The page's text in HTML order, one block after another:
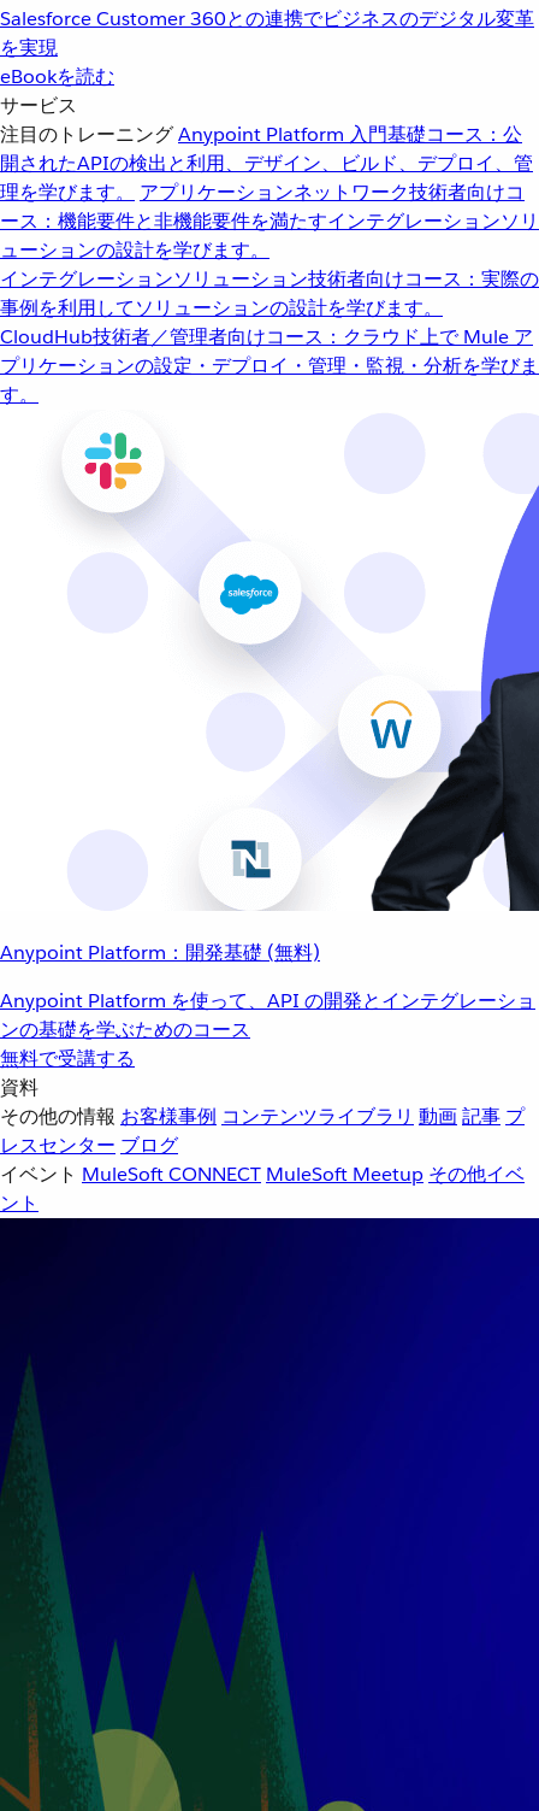
Salesforce Customer 360との連携でビジネスのデジタル変革
を実現
eBookを読む
サービス
注目のトレーニングAnypoint Platform 入門基礎コース：公
開されたAPIの検出と利用、デザイン、ビルド、デプロイ、管
理を学びます。
アプリケーションネットワーク技術者向けコ
ース：機能要件と非機能要件を満たすインテグレーションソリ
ューションの設計を学びます。
インテグレーションソリューション技術者向けコース：実際の
事例を利用してソリューションの設計を学びます。
CloudHub技術者／管理者向けコース：クラウド上で Mule ア
プリケーションの設定・デプロイ・管理・監視・分析を学びま
す。
Anypoint Platform：開発基礎 (無料)
Anypoint Platform を使って、API の開発とインテグレーショ
ンの基礎を学ぶためのコース
無料で受講する
資料
その他の情報 お客様事例 コンテンツライブラリ 動画記事 プ
レスセンター ブログ
イベント MuleSoft CONNECT MuleSoft Meetup その他イベ
ント